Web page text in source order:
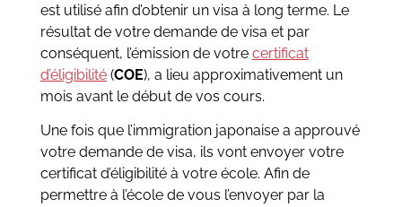
est utilisé afin d’obtenir un visa à long terme. Le
résultat de votre demande de visa et par
conséquent, l’émission de votre certificat
d’éligibilité(COE), a lieu approximativement un
mois avant le début de vos cours.
Une fois que l’immigration japonaise a approuvé
votre demande de visa, ils vont envoyer votre
certificat d’éligibilité à votre école. Afin de
permettre à l’école de vous l’envoyer par la